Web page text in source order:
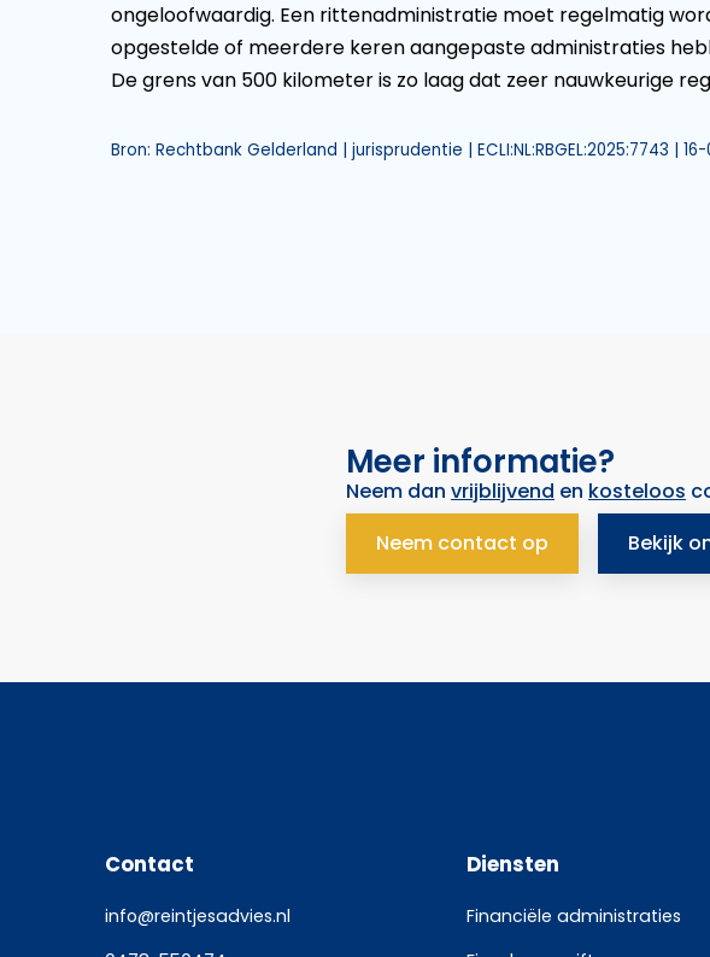
ongeloofwaardig. Een rittenadministratie moet regelmatig
opgestelde of meerdere keren aangepaste administraties
De grens van 500 kilometer is zo laag dat zeer nauwkeurige
Bron: Rechtbank Gelderland | jurisprudentie | ECLI:NL:RBGEL:2025:7743 |
Meer informatie?
Neem dan vrijblijvend en kosteloos
Neem contact op
Bekijk
Contact
info@reintjesadvies.nl
Diensten
Financiële administraties